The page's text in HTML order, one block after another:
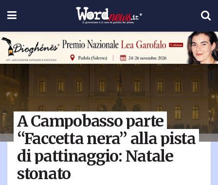
A Campobasso parte
“Faccetta nera” alla pista
di pattinaggio: Natale
stonato